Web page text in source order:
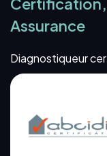
Assurance
Diagnostiqueur